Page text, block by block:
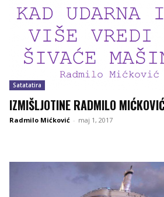
Satatatira
IZMIŠLJOTINE RADMILO
Radmilo Mićković - maj 1, 2017